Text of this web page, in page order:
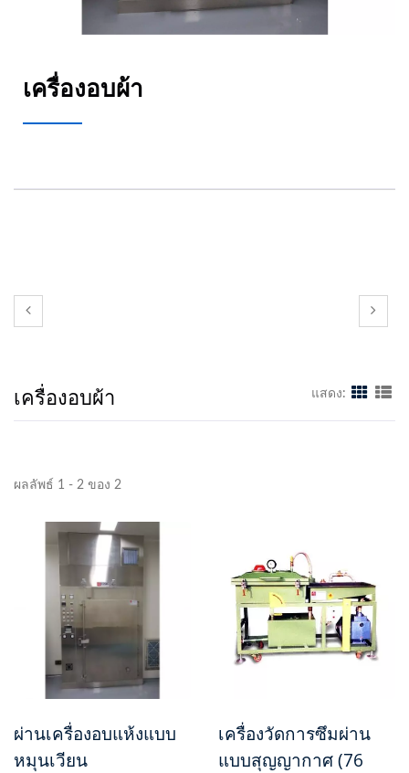
เครื่องอบผ้า
เครื่องอบผ้า แสดง:
ผลลัพธ์ 1 - 2 ของ 2
ผ่านเครื่องอบแห้งแบบ
หมุนเวียน
เครื่องวัดการซึมผ่าน
แบบสุญญากาศ (76